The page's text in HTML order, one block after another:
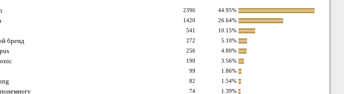
2396 44.95%
1420 26.64%
541 10.15%
бренд 272 5.10%
256 4.80%
190 3.56%
99 1.86%
82 1.54%
74 1.39%